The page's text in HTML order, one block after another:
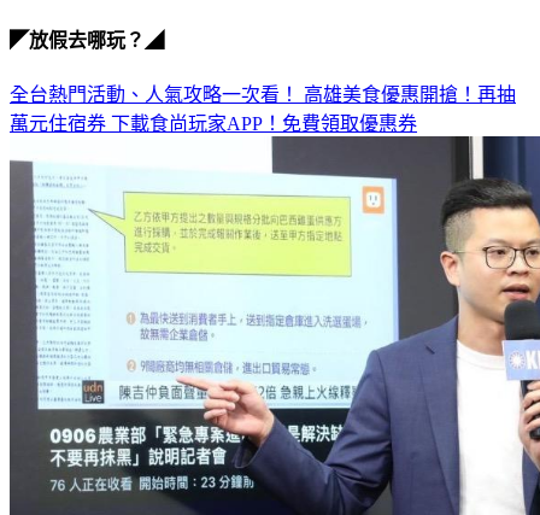
◤放假去哪玩？◢
全台熱門活動、人氣攻略一次看！ 高雄美食優惠開搶！再抽
萬元住宿券 下載食尚玩家APP！免費領取優惠券